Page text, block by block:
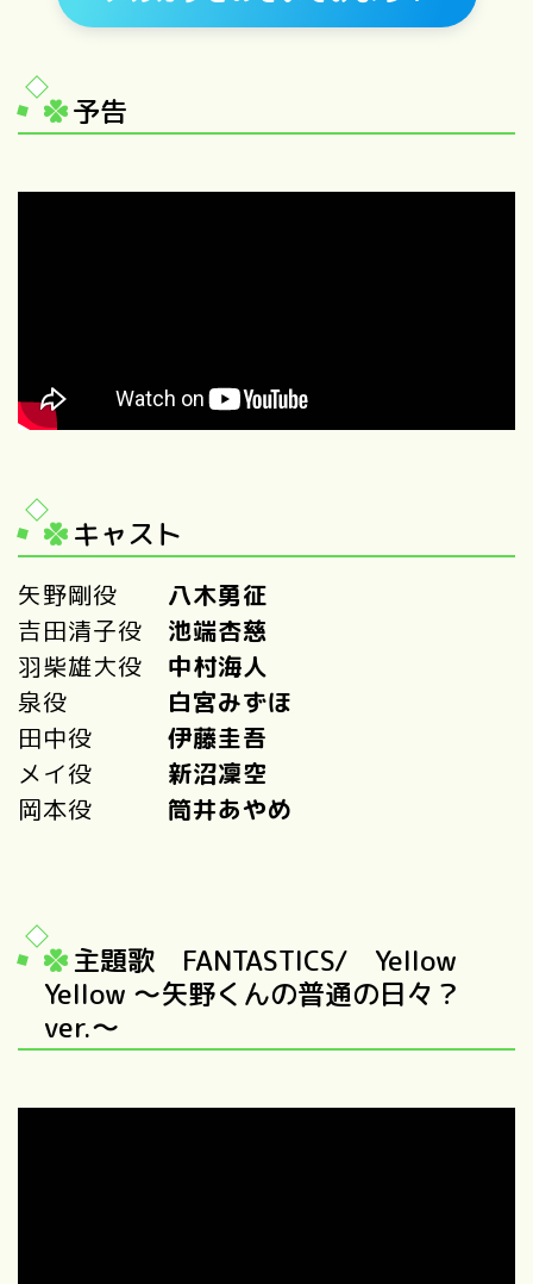
予告
キャスト
矢野剛役 八木勇征
吉田清子役 池端杏慈
羽柴雄大役 中村海人
泉役 白宮みずほ
田中役 伊藤圭吾
メイ役 新沼凜空
岡本役 筒井あやめ
主題歌 FANTASTICS/ Yellow
Yellow 〜矢野くんの普通の日々？
ver.〜